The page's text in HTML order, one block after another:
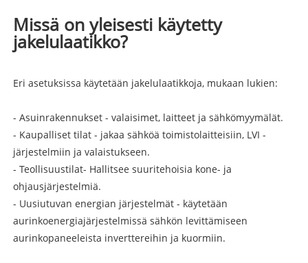
Missä on yleisesti käytetty
jakelulaatikko?
Eri asetuksissa käytetään jakelulaatikkoja, mukaan lukien:
- Asuinrakennukset - valaisimet, laitteet ja sähkömyymälät.
- Kaupalliset tilat - jakaa sähköä toimistolaitteisiin, LVI -
järjestelmiin ja valaistukseen.
- Teollisuustilat- Hallitsee suuritehoisia kone- ja
ohjausjärjestelmiä.
- Uusiutuvan energian järjestelmät - käytetään
aurinkoenergiajärjestelmissä sähkön levittämiseen
aurinkopaneeleista inverttereihin ja kuormiin.